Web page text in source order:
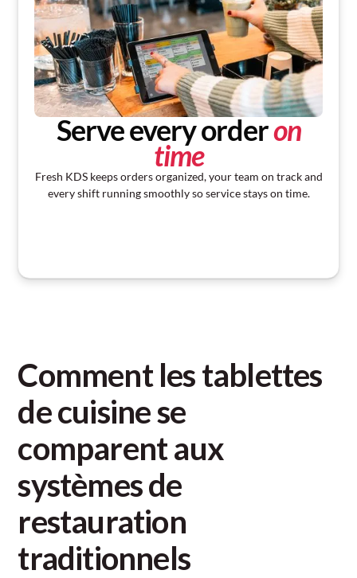
Serve every orderon
time
Fresh KDS keeps orders organized, your team on track and
every shift running smoothly so service stays on time.
Comment les tablettes
de cuisine se
comparent aux
systèmes de
restauration
traditionnels